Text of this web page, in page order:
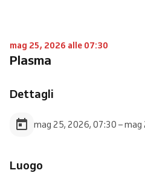
mag 25, 2026 alle 07:30
Plasma
Dettagli
mag 25, 2026, 07:30 –
Luogo